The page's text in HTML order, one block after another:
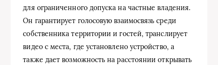
для ограниченного допуска на частные владения.
Он гарантирует голосовую взаимосвязь среди
собственника территории и гостей, транслирует
видео с места, где установлено устройство, а
также дает возможность на расстоянии открывать